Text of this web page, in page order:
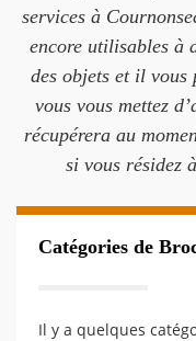
services à
encore utilisables à
des objets et il
vous vous mettez
récupérera au
si vous résidez
Catégories de
Il y a quelques